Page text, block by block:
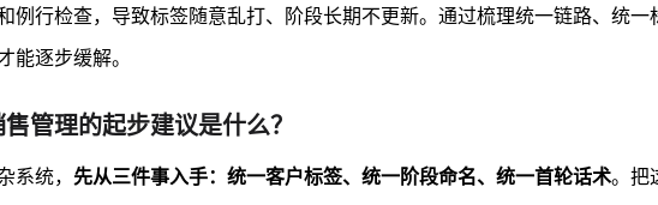
例行检查，导致标签随意乱打、阶段长期不更新。通过梳理统一链路、统一
能逐步缓解。
管理的起步建议是什么？
系统， 先从三件事入手：统一客户标签、统一阶段命名、统一首轮话术。把